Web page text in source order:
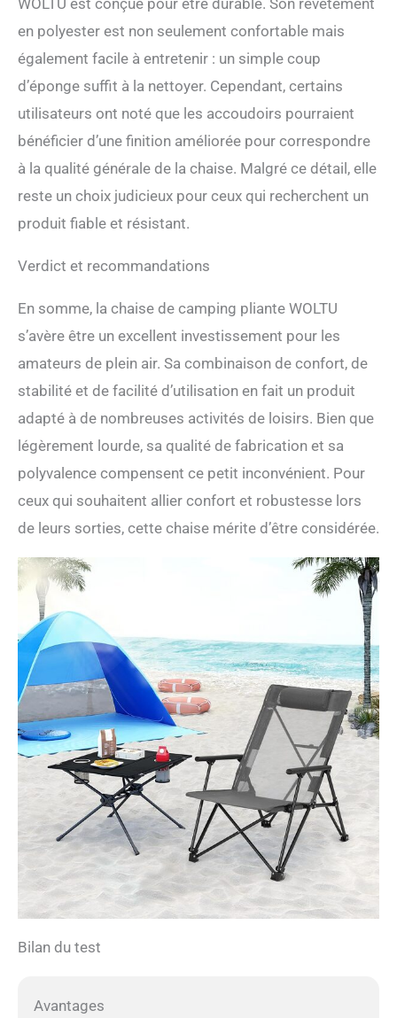
WOLTU est conçue pour être durable. Son revêtement
en polyester est non seulement confortable mais
également facile à entretenir : un simple coup
d’éponge suffit à la nettoyer. Cependant, certains
utilisateurs ont noté que les accoudoirs pourraient
bénéficier d’une finition améliorée pour correspondre
à la qualité générale de la chaise. Malgré ce détail, elle
reste un choix judicieux pour ceux qui recherchent un
produit fiable et résistant.
Verdict et recommandations
En somme, la chaise de camping pliante WOLTU
s’avère être un excellent investissement pour les
amateurs de plein air. Sa combinaison de confort, de
stabilité et de facilité d’utilisation en fait un produit
adapté à de nombreuses activités de loisirs. Bien que
légèrement lourde, sa qualité de fabrication et sa
polyvalence compensent ce petit inconvénient. Pour
ceux qui souhaitent allier confort et robustesse lors
de leurs sorties, cette chaise mérite d’être considérée.
Bilan du test
Avantages